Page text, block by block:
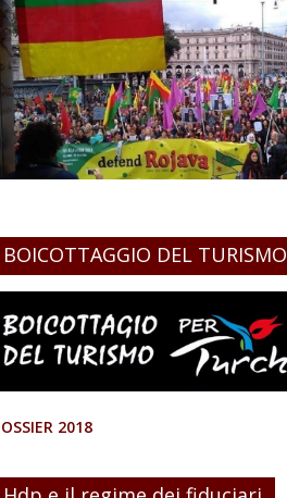
BOICOTTAGGIO DEL TURISMO
2018